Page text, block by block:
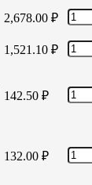
2,678.00 ₽
1,521.10 ₽
142.50 ₽
132.00 ₽